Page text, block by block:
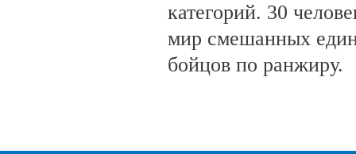
категорий. 30
мир смешанных
бойцов по ранжиру.